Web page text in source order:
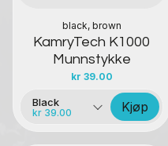
black, brown
KamryTech K1000
Munnstykke
kr 39.00
Black
kr 39.00 Kjøp